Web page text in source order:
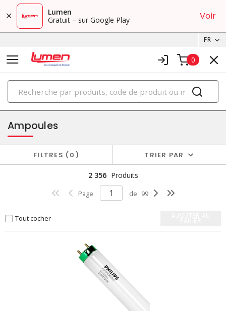
Lumen
Gratuit – sur Google Play
Voir
FR
0
PRODUITS
éclairage
Ampoules
FILTRES 0 TRIER PAR
2 356 Produits
Page de 99
Tout cocher